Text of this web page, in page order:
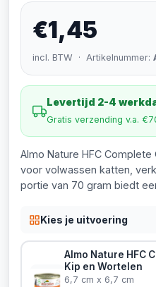
€1,45
incl. BTW · Artikelnummer:
Levertijd 2-4
Gratis verzending v.a.
Almo Nature HFC
voor volwassen katten,
portie van 70 gram biedt
Kies je uitvoering
Almo Nature HFC
Kip en Wortelen
6,7 cm x 6,7 cm